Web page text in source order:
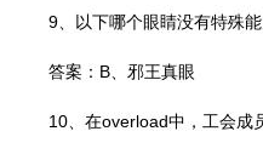
9、以下哪个眼睛没有特殊
答案：B、邪王真眼
10、在overload中，工会成